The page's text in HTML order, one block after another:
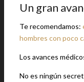
Un gran
Te recomendamos:
hombres con poco
Los avances
No es ningún